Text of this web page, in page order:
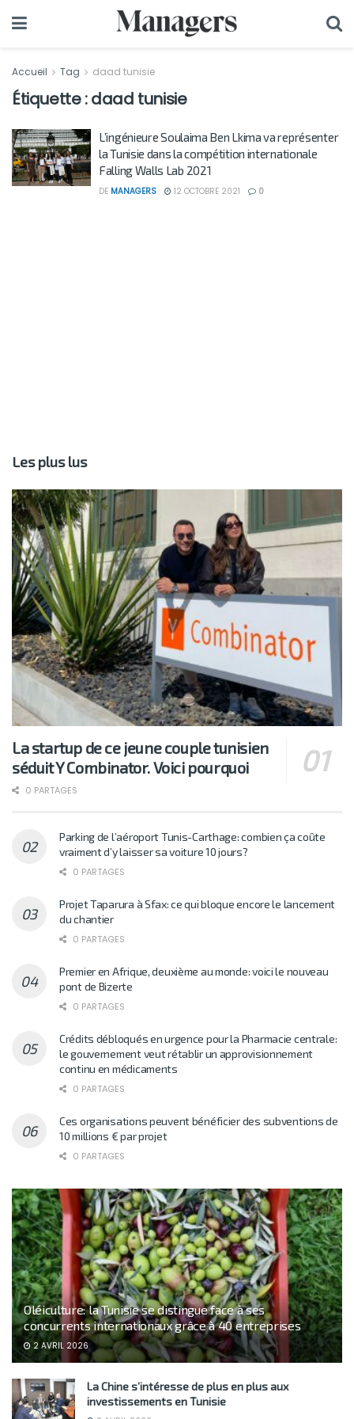
Accueil Tag daad tunisie
Étiquette :daad tunisie
L’ingénieure Soulaima Ben Lkima va représenter
la Tunisie dans la compétition internationale
Falling Walls Lab 2021
DE MANAGERS 12 OCTOBRE 2021 0
Les plus lus
La startup de ce jeune couple tunisien
séduit Y Combinator. Voici pourquoi
0 PARTAGES
Parking de l’aéroport Tunis-Carthage: combien ça coûte
vraiment d’y laisser sa voiture 10 jours?
0 PARTAGES
Projet Taparura à Sfax: ce qui bloque encore le lancement
du chantier
0 PARTAGES
Premier en Afrique, deuxième au monde: voici le nouveau
pont de Bizerte
0 PARTAGES
Crédits débloqués en urgence pour la Pharmacie centrale:
le gouvernement veut rétablir un approvisionnement
continu en médicaments
0 PARTAGES
Ces organisations peuvent bénéficier des subventions de
10 millions € par projet
0 PARTAGES
Oléiculture: la Tunisie se distingue face à ses
concurrents internationaux grâce à 40 entreprises
2 AVRIL 2026
La Chine s’intéresse de plus en plus aux
investissements en Tunisie